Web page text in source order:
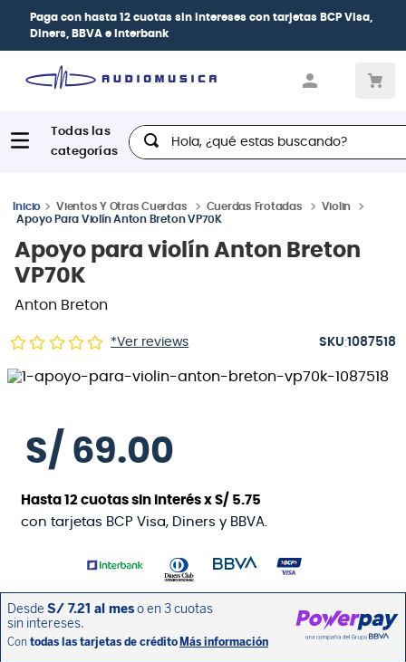
Paga con hasta 12 cuotas sin intereses con tarjetas BCP Visa,
Diners, BBVA e Interbank
Hola, ¿qué estas buscando?
Vientos Y Otras Cuerdas Cuerdas Frotadas
Violin
Apoyo Para Violín Anton Breton VP70K
Apoyo para violín Anton Breton
VP70K
Anton Breton
*Ver reviews :1087518
S/ 69.00
Hasta12 cuotas sin interés xS/ 5.75
con tarjetas BCP Visa, Diners y BBVA.